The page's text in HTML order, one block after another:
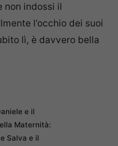
non indossi il
l’occhio dei suoi
lì, è davvero bella
e il
Maternità:
Salva e il